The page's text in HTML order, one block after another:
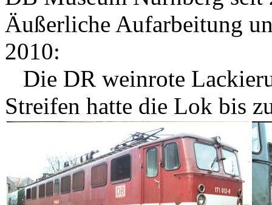
Äußerliche Aufarbeitung
2010:
Die DR weinrote
Streifen hatte die Lok bis